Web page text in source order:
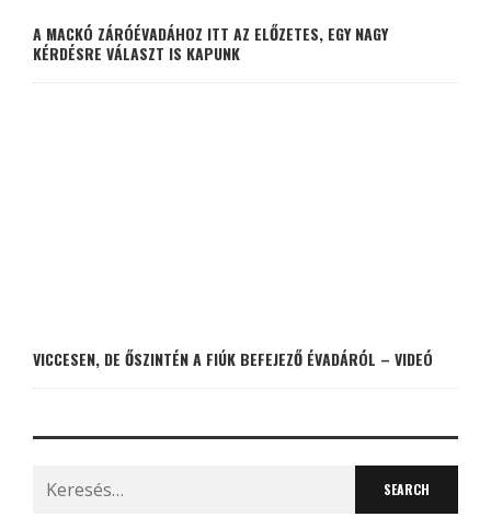
A MACKÓ ZÁRÓÉVADÁHOZ ITT AZ ELŐZETES, EGY NAGY
KÉRDÉSRE VÁLASZT IS KAPUNK
VICCESEN, DE ŐSZINTÉN A FIÚK BEFEJEZŐ ÉVADÁRÓL – VIDEÓ
Search
for: